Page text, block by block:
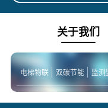
关于我们
电梯物联 双碳节能 监测